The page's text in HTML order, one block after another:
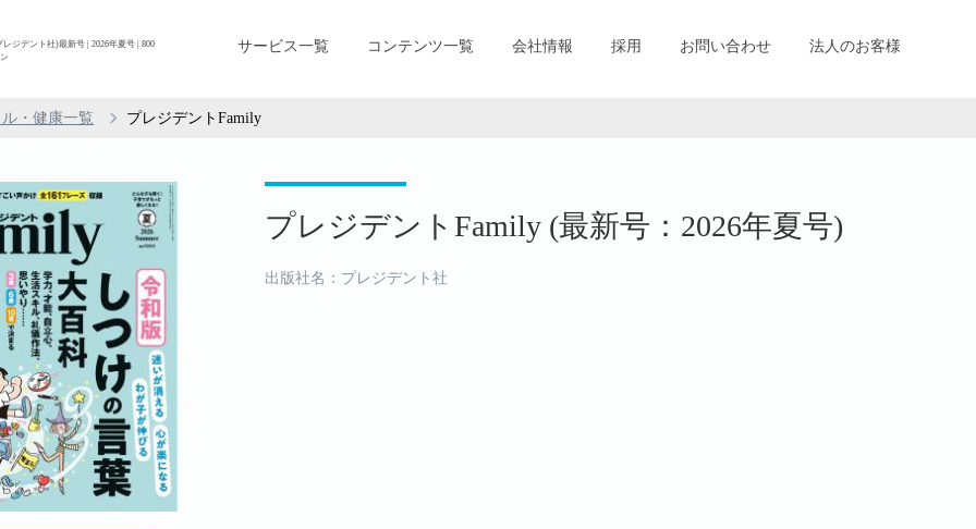
ジデント社)最新号 | 2026年夏号 | 800
サービス一覧 コンテンツ一覧 会社情報 採用 お問い合わせ 法人のお客様
・健康一覧 プレジデントFamily
プレジデントFamily (最新号：2026年夏号)
出版社名：プレジデント社